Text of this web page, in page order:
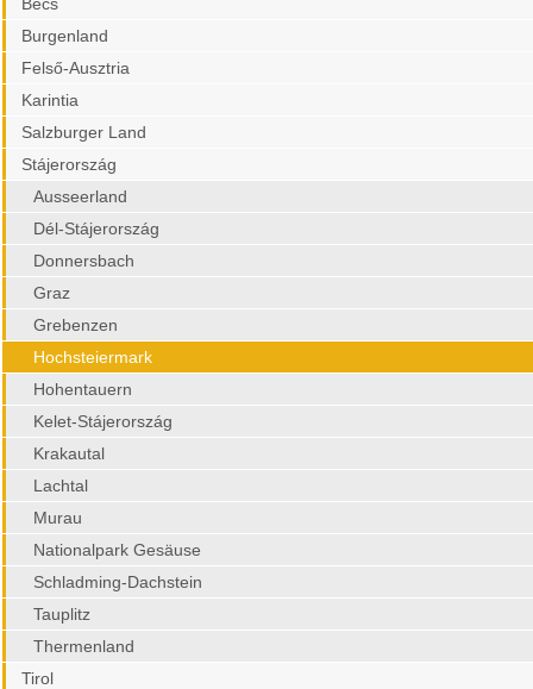
Burgenland
Felső-Ausztria
Karintia
Salzburger Land
Stájerország
Ausseerland
Dél-Stájerország
Donnersbach
Graz
Grebenzen
Hochsteiermark
Hohentauern
Kelet-Stájerország
Krakautal
Lachtal
Murau
Nationalpark Gesäuse
Schladming-Dachstein
Tauplitz
Thermenland
Tirol